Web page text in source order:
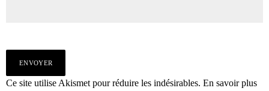
Ce site utilise Akismet pour réduire les indésirables. En savoir plus